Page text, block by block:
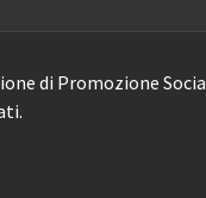
di Promozione